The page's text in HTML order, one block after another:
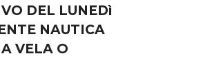
DEL LUNEDì
NAUTICA
VELA O